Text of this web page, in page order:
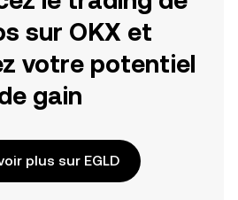
sur OKX et
votre potentiel
gain
plus sur EGLD